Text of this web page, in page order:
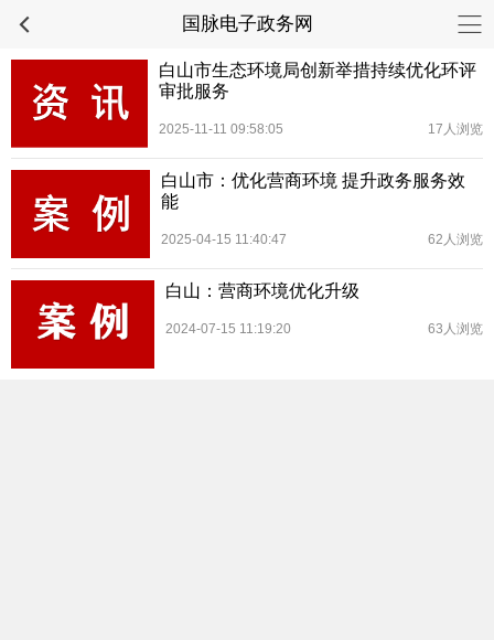
国脉电子政务网
白山市生态环境局创新举措持续优化环评
审批服务
2025-11-11 09:58:05 17人浏览
白山市：优化营商环境 提升政务服务效
能
2025-04-15 11:40:47 62人浏览
白山：营商环境优化升级
2024-07-15 11:19:20 63人浏览